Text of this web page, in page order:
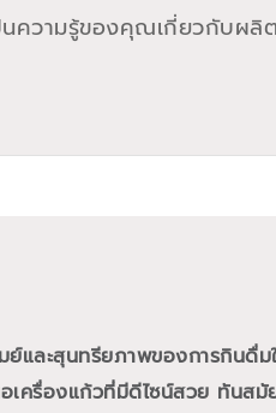
ย์และสุนทรียภาพของการกินดื่
อเครื่องแก้วที่มีดีไซน์สวย ทัน
ความรู้ของคุณเกี่ยวกับผ